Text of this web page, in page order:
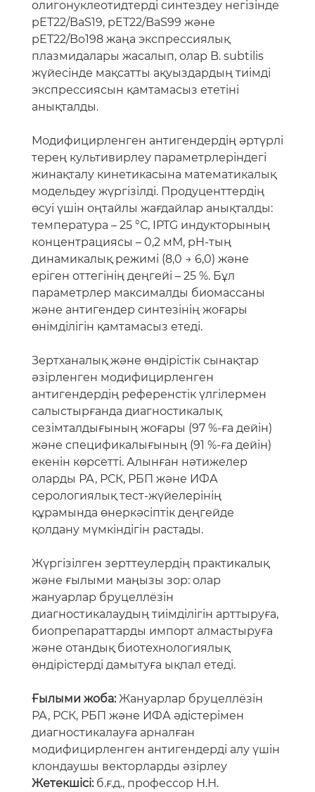
олигонуклеотидтерді синтездеу негізінде
pET22/BaS19, pET22/BaS99 және
pET22/Bo198 жаңа экспрессиялық
плазмидалары жасалып, олар B. subtilis
жүйесінде мақсатты ақуыздардың тиімді
экспрессиясын қамтамасыз ететіні
анықталды.
Модифицирленген антигендердің әртүрлі
терең культивирлеу параметрлеріндегі
жинақталу кинетикасына математикалық
модельдеу жүргізілді. Продуценттердің
өсуі үшін оңтайлы жағдайлар анықталды:
температура – 25 °С, IPTG индукторының
концентрациясы – 0,2 мМ, pH-тың
динамикалық режимі (8,0 → 6,0) және
еріген оттегінің деңгейі – 25 %. Бұл
параметрлер максималды биомассаны
және антигендер синтезінің жоғары
өнімділігін қамтамасыз етеді.
Зертханалық және өндірістік сынақтар
әзірленген модифицирленген
антигендердің референстік үлгілермен
салыстырғанда диагностикалық
сезімталдығының жоғары (97 %-ға дейін)
және спецификалығының (91 %-ға дейін)
екенін көрсетті. Алынған нәтижелер
оларды РА, РСК, РБП және ИФА
серологиялық тест-жүйелерінің
құрамында өнеркәсіптік деңгейде
қолдану мүмкіндігін растады.
Жүргізілген зерттеулердің практикалық
және ғылыми маңызы зор: олар
жануарлар бруцеллёзін
диагностикалаудың тиімділігін арттыруға,
биопрепараттарды импорт алмастыруға
және отандық биотехнологиялық
өндірістерді дамытуға ықпал етеді.
Ғылыми жоба:Жануарлар бруцеллёзін
РА, РСК, РБП және ИФА әдістерімен
диагностикалауға арналған
модифицирленген антигендерді алу үшін
клондаушы векторларды әзірлеу
Жетекшісі:б.ғ.д., профессор Н.Н.